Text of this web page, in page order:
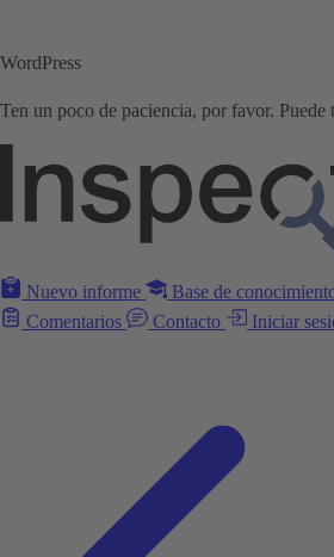
WordPress
Ten un poco de paciencia, por favor. Puede
Nuevo informe Base de
Comentarios
Contacto Iniciar